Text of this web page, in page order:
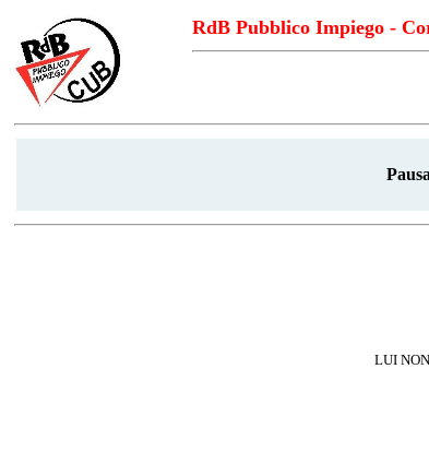
RdB Pubblico Impiego -
LUI